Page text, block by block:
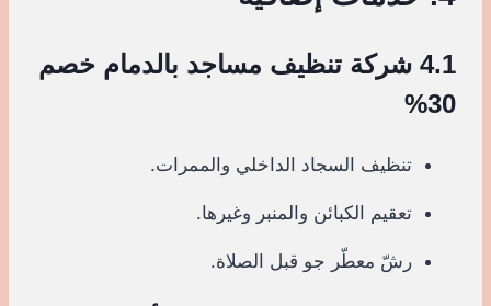
4.1 شركة تنظيف مساجد بالدمام خصم
30%
تنظيف السجاد الداخلي والممرات.
تعقيم الكبائن والمنبر وغيرها.
رشّ معطّر جو قبل الصلاة.